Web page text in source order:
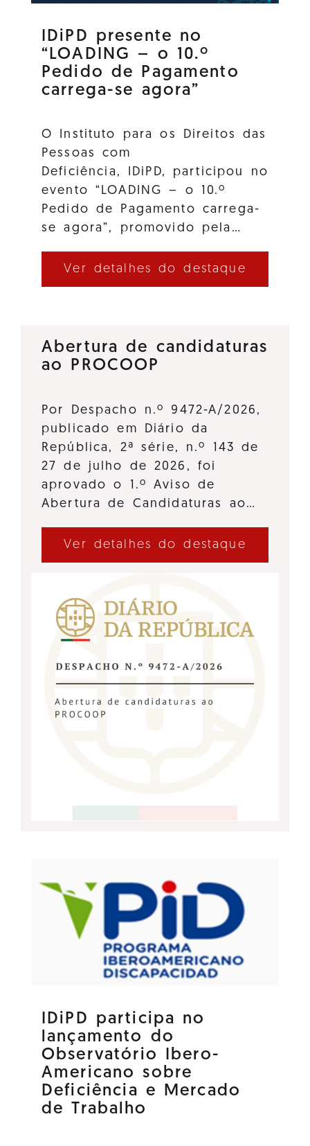
IDiPD presente no
“LOADING – o 10.º
Pedido de Pagamento
carrega-se agora”
O Instituto para os Direitos das
Pessoas com
Deficiência, IDiPD, participou no
evento “LOADING – o 10.º
Pedido de Pagamento carrega-
se agora”, promovido pela…
Ver detalhes do destaque
Abertura de candidaturas
ao PROCOOP
Por Despacho n.º 9472-A/2026,
publicado em Diário da
República, 2ª série, n.º 143 de
27 de julho de 2026, foi
aprovado o 1.º Aviso de
Abertura de Candidaturas ao…
Ver detalhes do destaque
IDiPD participa no
lançamento do
Observatório Ibero-
Americano sobre
Deficiência e Mercado
de Trabalho